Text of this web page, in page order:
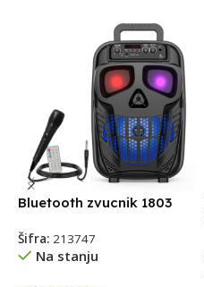
Bluetooth zvucnik 1803
Šifra: 213747
Na stanju